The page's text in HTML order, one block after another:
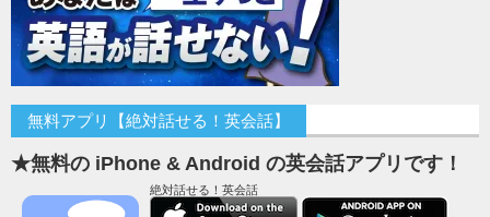
無料アプリ【絶対話せる！英会話】
★無料の iPhone & Android の英会話アプリです！
絶対話せる！英会話